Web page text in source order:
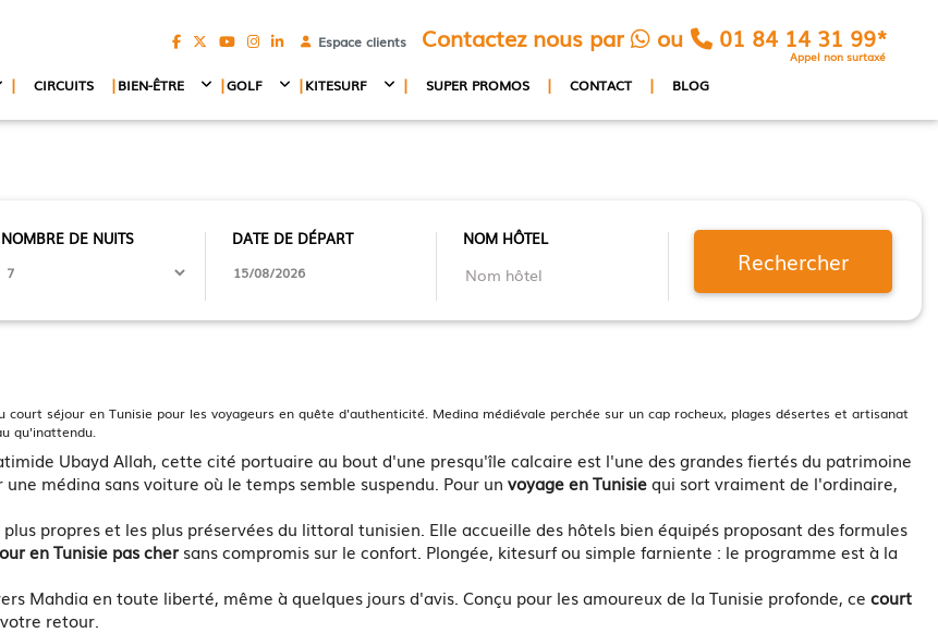
| CIRCUITS |BIEN-ÊTRE |GOLF |KITESURF | SUPER PROMOS | CONTACT | BLOG
Espace clients Contactez nous par ou 01 84 14 31 99*
Appel non surtaxé
NOMBRE DE NUITS DATE DE DÉPART NOM HÔTEL
Rechercher
séjour en Tunisie pour les voyageurs en quête d'authenticité. Medina médiévale perchée sur un cap rocheux, plages désertes et artisanat
qu'inattendu.
Ubayd Allah, cette cité portuaire au bout d'une presqu'île calcaire est l'une des grandes fiertés du patrimoine
médina sans voiture où le temps semble suspendu. Pour un voyage en Tunisiequi sort vraiment de l'ordinaire,
propres et les plus préservées du littoral tunisien. Elle accueille des hôtels bien équipés proposant des formules
en Tunisie pas cher sans compromis sur le confort. Plongée, kitesurf ou simple farniente : le programme est à la
Mahdia en toute liberté, même à quelques jours d'avis. Conçu pour les amoureux de la Tunisie profonde, ce court
retour.